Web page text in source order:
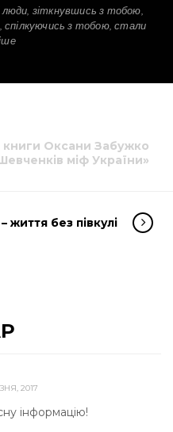
зіткнувшись з тобою,
спілкуючись з тобою, стали
книги Оксани Забужко
міф України»
життя без півкулі
2017
інформацію!